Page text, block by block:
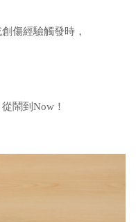
傷經驗觸發時，
鬧到Now！